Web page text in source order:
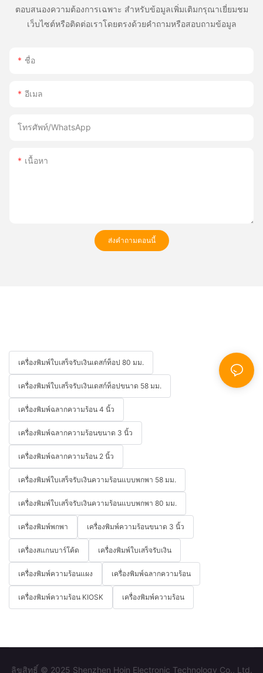
ตอบสนองความต้องการเฉพาะ สำหรับข้อมูลเพิ่มเติมกรุณาเยี่ยมชม
เว็บไซต์หรือติดต่อเราโดยตรงด้วยคำถามหรือสอบถามข้อมูล
ชื่อ
อีเมล
โทรศัพท์/WhatsApp
เนื้อหา
ส่งคำถามตอนนี้
เครื่องพิมพ์ใบเสร็จรับเงินเดสก์ท็อป 80 มม.
เครื่องพิมพ์ใบเสร็จรับเงินเดสก์ท็อปขนาด 58 มม.
เครื่องพิมพ์ฉลากความร้อน 4 นิ้ว
เครื่องพิมพ์ฉลากความร้อนขนาด 3 นิ้ว
เครื่องพิมพ์ฉลากความร้อน 2 นิ้ว
เครื่องพิมพ์ใบเสร็จรับเงินความร้อนแบบพกพา 58 มม.
เครื่องพิมพ์ใบเสร็จรับเงินความร้อนแบบพกพา 80 มม.
เครื่องพิมพ์พกพา เครื่องพิมพ์ความร้อนขนาด 3 นิ้ว
เครื่องสแกนบาร์โค้ด เครื่องพิมพ์ใบเสร็จรับเงิน
เครื่องพิมพ์ความร้อนแผง เครื่องพิมพ์ฉลากความร้อน
เครื่องพิมพ์ความร้อน KIOSK เครื่องพิมพ์ความร้อน
ลิขสิทธิ์ © 2025 Shenzhen Hoin Electronic Technology Co., Ltd.